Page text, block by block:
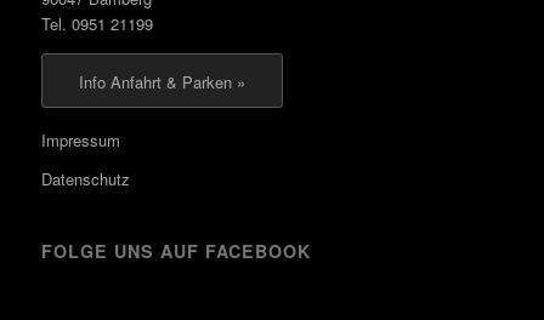
Tel. 0951 21199
Info Anfahrt & Parken »
Impressum
Datenschutz
FOLGE UNS AUF FACEBOOK